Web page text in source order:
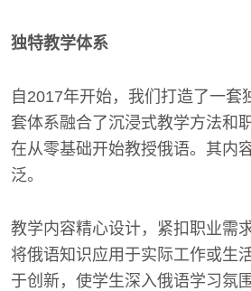
独特教学体系
自2017年开始，我们打造了一套
套体系融合了沉浸式教学方法和
在从零基础开始教授俄语。其内
泛。
教学内容精心设计，紧扣职业需
将俄语知识应用于实际工作或生
于创新，使学生深入俄语学习氛